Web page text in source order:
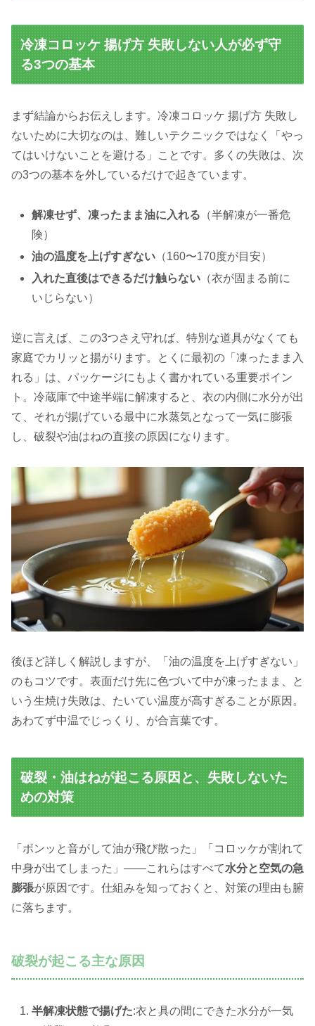
冷凍コロッケ 揚げ方 失敗しない人が必ず守
る3つの基本
まず結論からお伝えします。冷凍コロッケ 揚げ方 失敗し
ないために大切なのは、難しいテクニックではなく「やっ
てはいけないことを避ける」ことです。多くの失敗は、次
の3つの基本を外しているだけで起きています。
解凍せず、凍ったまま油に入れる （半解凍が一番危
険）
油の温度を上げすぎない （160〜170度が目安）
入れた直後はできるだけ触らない （衣が固まる前に
いじらない）
逆に言えば、この3つさえ守れば、特別な道具がなくても
家庭でカリッと揚がります。とくに最初の「凍ったまま入
れる」は、パッケージにもよく書かれている重要ポイン
ト。冷蔵庫で中途半端に解凍すると、衣の内側に水分が出
て、それが揚げている最中に水蒸気となって一気に膨張
し、破裂や油はねの直接の原因になります。
後ほど詳しく解説しますが、「油の温度を上げすぎない」
のもコツです。表面だけ先に色づいて中が凍ったまま、と
いう生焼け失敗は、たいてい温度が高すぎることが原因。
あわてず中温でじっくり、が合言葉です。
破裂・油はねが起こる原因と、失敗しないた
めの対策
「ボンッと音がして油が飛び散った」「コロッケが割れて
中身が出てしまった」——これらはすべて水分と空気の急
膨張が原因です。仕組みを知っておくと、対策の理由も腑
に落ちます。
破裂が起こる主な原因
半解凍状態で揚げた:衣と具の間にできた水分が一気